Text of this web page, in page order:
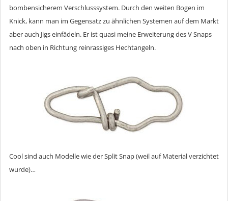
bombensicherem Verschlusssystem. Durch den weiten Bogen im
Knick, kann man im Gegensatz zu ähnlichen Systemen auf dem Markt
aber auch Jigs einfädeln. Er ist quasi meine Erweiterung des V Snaps
nach oben in Richtung reinrassiges Hechtangeln.
Cool sind auch Modelle wie der Split Snap (weil auf Material verzichtet
wurde)…